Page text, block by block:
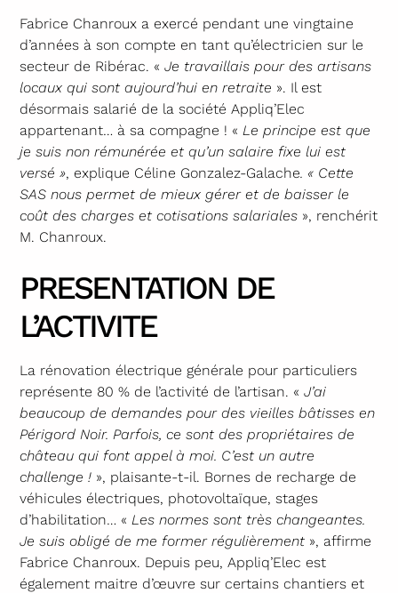
Fabrice Chanroux a exercé pendant une vingtaine
d’années à son compte en tant qu’électricien sur le
secteur de Ribérac. «Je travaillais pour des artisans
locaux qui sont aujourd’hui en retraite ». Il est
désormais salarié de la société Appliq’Elec
appartenant… à sa compagne ! «Le principe est que
je suis non rémunérée et qu’un salaire fixe lui est
versé », explique Céline Gonzalez-Galache. « Cette
SAS nous permet de mieux gérer et de baisser le
coût des charges et cotisations salariales », renchérit
M. Chanroux.
PRESENTATION DE
L’ACTIVITE
La rénovation électrique générale pour particuliers
représente 80 % de l’activité de l’artisan. «J’ai
beaucoup de demandes pour des vieilles bâtisses en
Périgord Noir. Parfois, ce sont des propriétaires de
château qui font appel à moi. C’est un autre
challenge ! », plaisante-t-il. Bornes de recharge de
véhicules électriques, photovoltaïque, stages
d’habilitation… «Les normes sont très changeantes.
Je suis obligé de me former régulièrement », affirme
Fabrice Chanroux. Depuis peu, Appliq’Elec est
également maitre d’œuvre sur certains chantiers et